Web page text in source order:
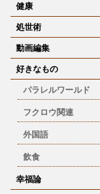
健康
処世術
動画編集
好きなもの
パラレルワールド
フクロウ関連
外国語
飲食
幸福論